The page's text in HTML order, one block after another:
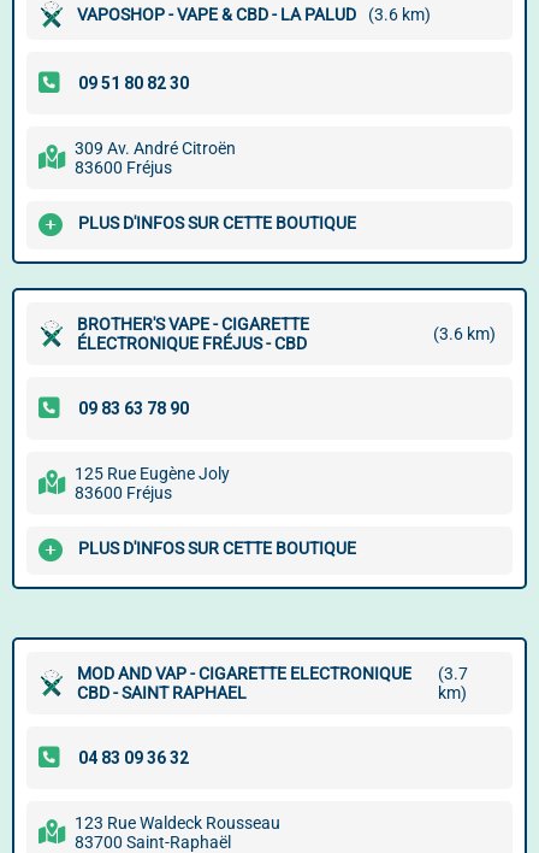
VAPOSHOP - VAPE & CBD - LA PALUD (3.6 km)
309 Av. André Citroën
83600 Fréjus
PLUS D'INFOS SUR CETTE BOUTIQUE
BROTHER'S VAPE - CIGARETTE
ÉLECTRONIQUE FRÉJUS - CBD
(3.6 km)
125 Rue Eugène Joly
83600 Fréjus
PLUS D'INFOS SUR CETTE BOUTIQUE
MOD AND VAP - CIGARETTE ELECTRONIQUE
CBD - SAINT RAPHAEL
(3.7
km)
123 Rue Waldeck Rousseau
83700 Saint-Raphaël